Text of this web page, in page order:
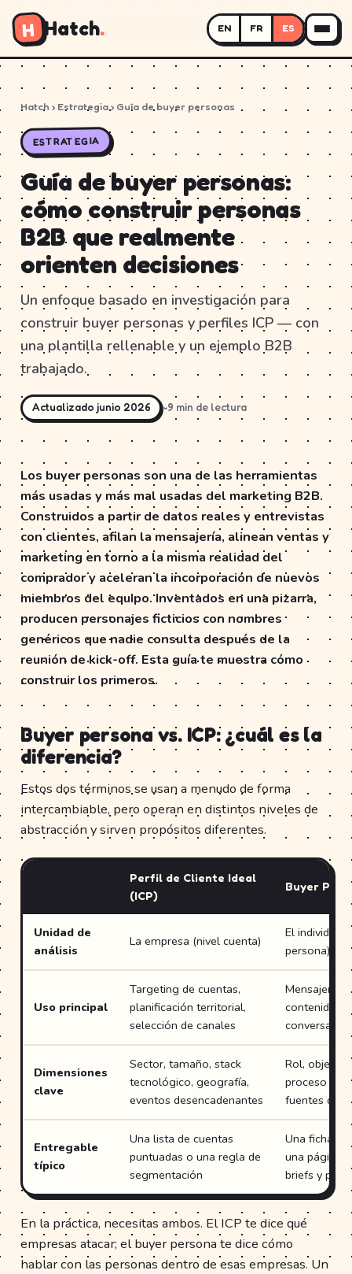
H Hatch. EN FR ES
Hatch › Estrategia › Guía de buyer personas
ESTRATEGIA
Guía de buyer personas:
cómo construir personas
B2B que realmente
orienten decisiones
Un enfoque basado en investigación para
construir buyer personas y perfiles ICP — con
una plantilla rellenable y un ejemplo B2B
trabajado.
Actualizado junio 2026 ~9 min de lectura
Los buyer personas son una de las herramientas
más usadas y más mal usadas del marketing B2B.
Construidos a partir de datos reales y entrevistas
con clientes, afilan la mensajería, alinean ventas y
marketing en torno a la misma realidad del
comprador y aceleran la incorporación de nuevos
miembros del equipo. Inventados en una pizarra,
producen personajes ficticios con nombres
genéricos que nadie consulta después de la
reunión de kick-off. Esta guía te muestra cómo
construir los primeros.
Buyer persona vs. ICP: ¿cuál es la
diferencia?
Estos dos términos se usan a menudo de forma
intercambiable, pero operan en distintos niveles de
abstracción y sirven propósitos diferentes.
Perfil de Cliente Ideal
(ICP)
Buyer
Unidad de
análisis
La empresa (nivel cuenta)
El individuo
persona)
Uso principal
Targeting de cuentas,
planificación territorial,
selección de canales
Mensajería,
contenido,
Dimensiones
clave
Sector, tamaño, stack
tecnológico, geografía,
eventos desencadenantes
Rol,
proceso de
fuentes de
Entregable
típico
Una lista de cuentas
puntuadas o una regla de
segmentación
Una ficha
una página
briefs y
En la práctica, necesitas ambos. El ICP te dice qué
empresas atacar; el buyer persona te dice cómo
hablar con las personas dentro de esas empresas. Un